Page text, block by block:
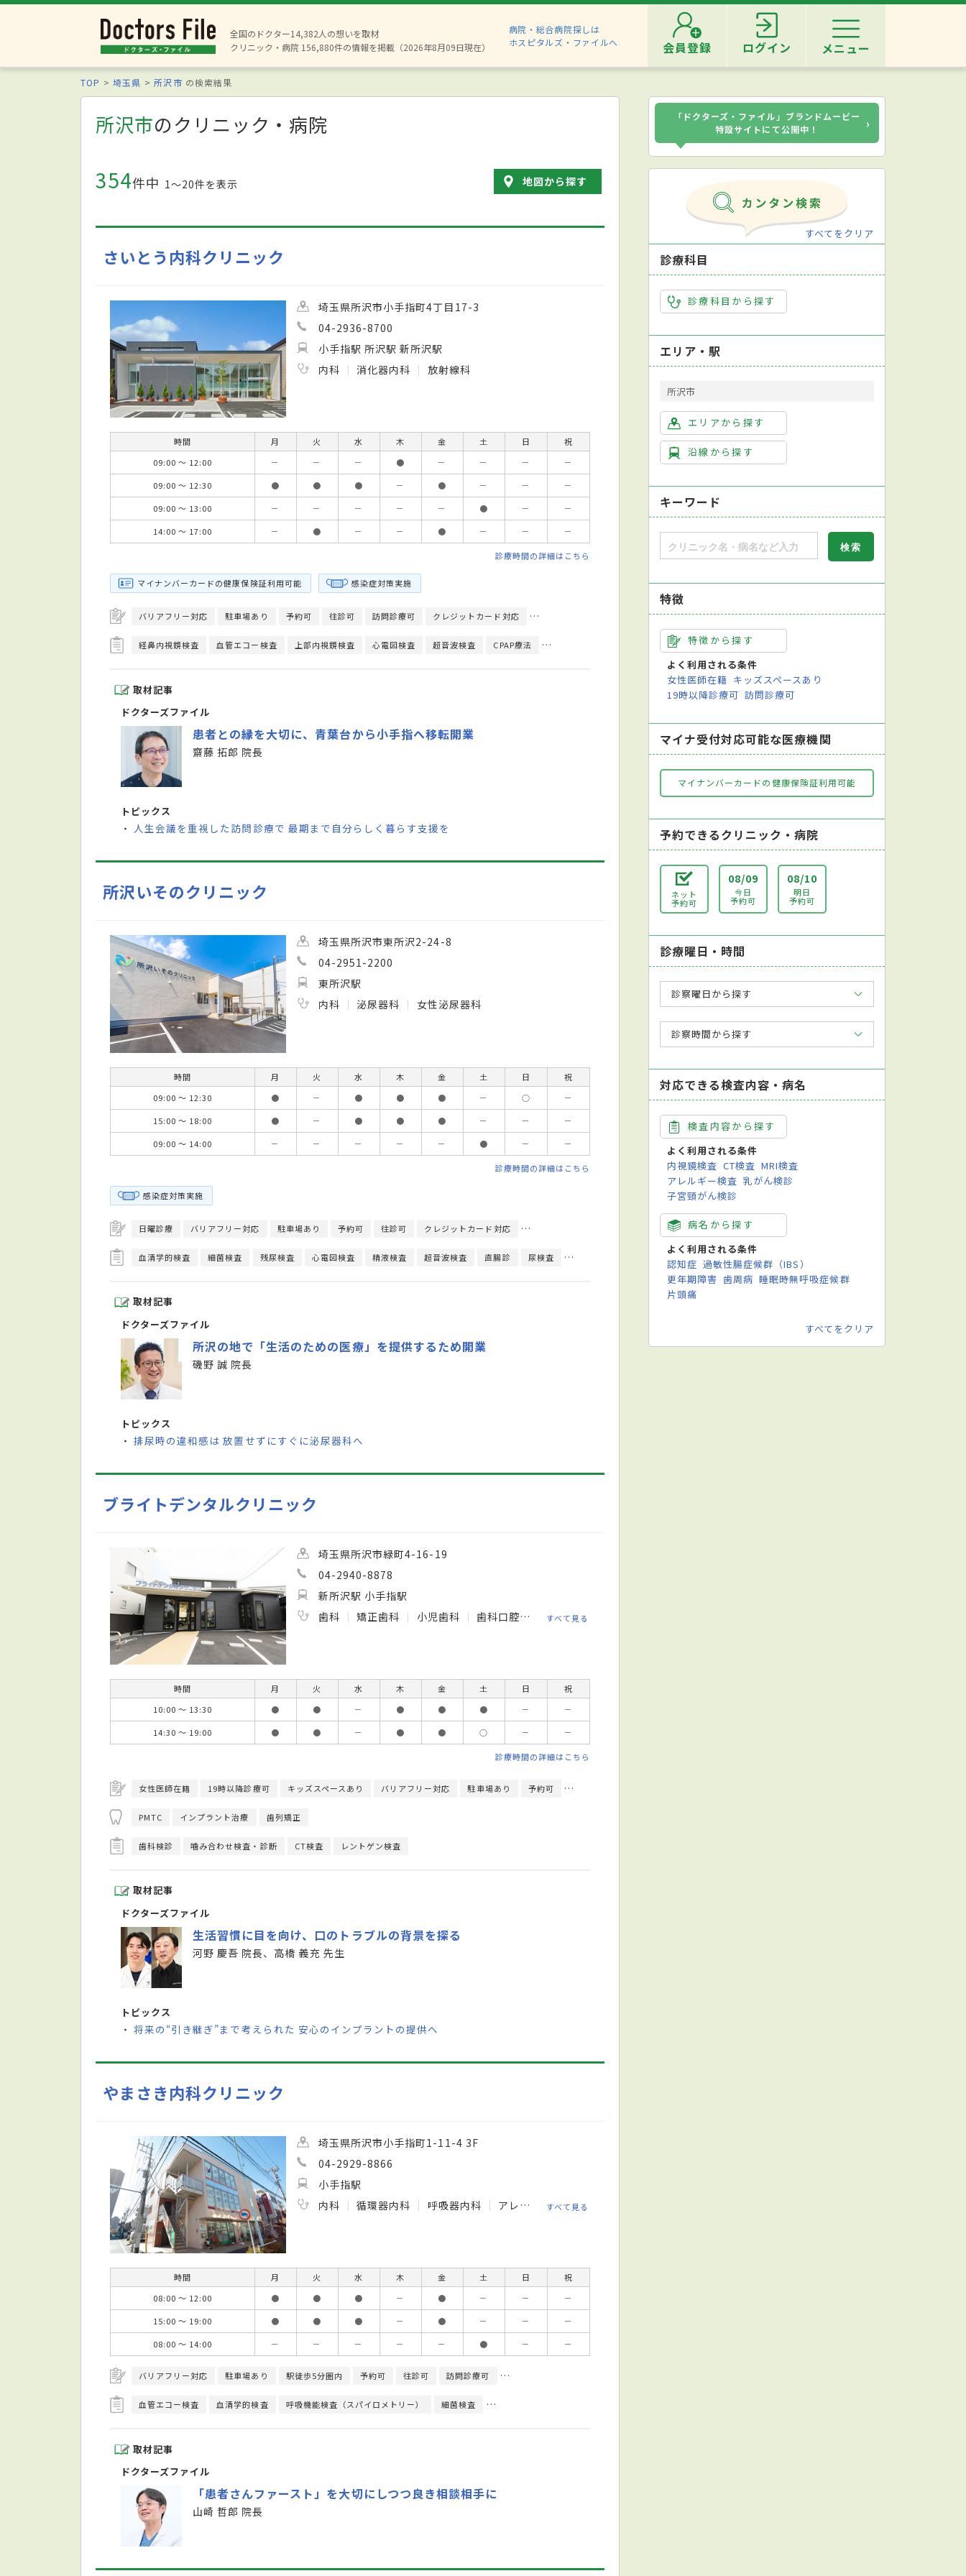
全国のドクター14,382人の想いを取材
クリニック・病院 156,880件の情報を掲載（2026年8月09日現在）
病院・総合病院探しは
ホスピタルズ・ファイルへ
会員登録 ログイン メニュー
TOP 埼玉県 所沢市 の検索結果
所沢市のクリニック・病院
354件中 1〜20件を表示 地図から探す
さいとう内科クリニック
埼玉県所沢市小手指町4丁目17-3
04-2936-8700
小手指駅 所沢駅 新所沢駅
内科
消化器内科 放射線科
時間 月 火 水 木 金 土 日
祝
09:00 ～ 12:00
－ － － ● － － －
－
09:00 ～ 12:30
● ● ● － ● － －
－
09:00 ～ 13:00
－ － － － － ● －
－
14:00 ～ 17:00
－ ● － － ● － － －
診療時間の詳細はこちら
マイナンバーカードの健康保険証利用可能 感染症対策実施
バリアフリー対応 駐車場あり 予約可 往診可 訪問診療可 クレジットカード対応 モバイル決済対応 健康診断対応 人間ドック対応
経鼻内視鏡検査 血管エコー検査 上部内視鏡検査 心電図検査 超音波検査 CPAP療法 内視鏡検査 病原体検査（感染症検査）
取材記事
ドクターズファイル
患者との縁を大切に、青葉台から小手指へ移転開業
齋藤 拓郎 院長
トピックス
・ 人生会議を重視した訪問診療で 最期まで自分らしく暮らす支援を
所沢いそのクリニック
埼玉県所沢市東所沢2-24-8
04-2951-2200
東所沢駅
内科
泌尿器科 女性泌尿器科
時間 月 火 水 木 金 土 日
祝
09:00 ～ 12:30
● － ● ● ● － ○
－
15:00 ～ 18:00
● － ● ● ● － －
－
09:00 ～ 14:00
－ － － － － ● － －
診療時間の詳細はこちら
感染症対策実施
日曜診療 バリアフリー対応 駐車場あり 予約可 往診可 クレジットカード対応 健康診断対応 日本泌尿器科学会泌尿器科専門医 日本専門医機構 泌尿器科専門医
血清学的検査 細菌検査 残尿検査 心電図検査 精液検査 超音波検査 直腸診 尿検査 尿流測定 アレルギー検査 腹部超音波検査
取材記事
ドクターズファイル
所沢の地で「生活のための医療」を提供するため開業
磯野 誠 院長
トピックス
・排尿時の違和感は 放置せずにすぐに泌尿器科へ
ブライトデンタルクリニック
埼玉県所沢市緑町4-16-19
04-2940-8878
新所沢駅 小手指駅
歯科
矯正歯科 小児歯科 歯科口腔外科 すべて見る
時間 月 火 水 木 金 土 日
祝
10:00 ～ 13:30
● ● － ● ● ● －
－
14:30 ～ 19:00
● ● － ● ● ○ － －
診療時間の詳細はこちら
女性医師在籍 19時以降診療可 キッズスペースあり バリアフリー対応 駐車場あり 予約可 往診可
PMTC インプラント治療 歯列矯正
歯科検診 噛み合わせ検査・診断 CT検査 レントゲン検査
取材記事
ドクターズファイル
生活習慣に目を向け、口のトラブルの背景を探る
河野 慶吾 院長、高橋 義充 先生
トピックス
・将来の“引き継ぎ”まで考えられた 安心のインプラントの提供へ
やまさき内科クリニック
埼玉県所沢市小手指町1-11-4 3F
04-2929-8866
小手指駅
内科
循環器内科 呼吸器内科 アレルギー科 漢方内科
すべて見る
時間 月 火 水 木 金 土 日
祝
08:00 ～ 12:00
● ● ● － ● － －
－
15:00 ～ 19:00
● ● ● － ● － －
－
08:00 ～ 14:00
－ － － － － ● － －
バリアフリー対応 駐車場あり 駅徒歩5分圏内 予約可 往診可 訪問診療可 日本循環器学会循環器専門医
血管エコー検査 血清学的検査 呼吸機能検査（スパイロメトリー） 細菌検査 心臓超音波（エコー）検査
取材記事
ドクターズファイル
「患者さんファースト」を大切にしつつ良き相談相手に
山崎 哲郎 院長
「ドクターズ・ファイル」ブランドムービー
特設サイトにて公開中！
›
すべてをクリア
診療科目
診療科目から探す
エリア・駅
所沢市
エリアから探す
沿線から探す
キーワード
特徴
特徴から探す
よく利用される条件
女性医師在籍 キッズスペースあり
19時以降診療可 訪問診療可
マイナ受付対応可能な医療機関
マイナンバーカードの健康保険証利用可能
予約できるクリニック・病院
ネット
予約可
08/09
今日
予約可
08/10
明日
予約可
診療曜日・時間
診察曜日から探す
診察時間から探す
対応できる検査内容・病名
検査内容から探す
よく利用される条件
内視鏡検査 CT検査 MRI検査
アレルギー検査 乳がん検診
子宮頸がん検診
病名から探す
よく利用される条件
認知症 過敏性腸症候群（IBS）
更年期障害 歯周病 睡眠時無呼吸症候群
片頭痛
すべてをクリア